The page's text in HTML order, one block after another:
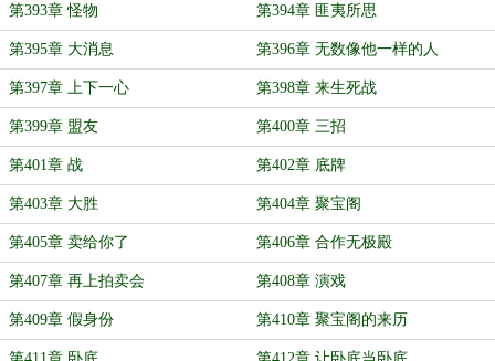
第393章 怪物 第394章 匪夷所思
第395章 大消息 第396章 无数像他一样的人
第397章 上下一心 第398章 来生死战
第399章 盟友 第400章 三招
第401章 战 第402章 底牌
第403章 大胜 第404章 聚宝阁
第405章 卖给你了 第406章 合作无极殿
第407章 再上拍卖会 第408章 演戏
第409章 假身份 第410章 聚宝阁的来历